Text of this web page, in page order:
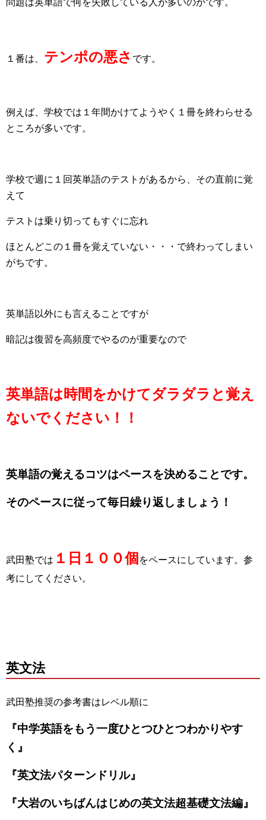
１番は、 テンポの悪さ です。
例えば、学校では１年間かけてようやく１冊を終わらせる
ところが多いです。
学校で週に１回英単語のテストがあるから、その直前に覚
えて
テストは乗り切ってもすぐに忘れ
ほとんどこの１冊を覚えていない・・・で終わってしまい
がちです。
英単語以外にも言えることですが
暗記は復習を高頻度でやるのが重要なので
英単語は時間をかけてダラダラと覚え
ないでください！！
英単語の覚えるコツはペースを決めることです。
そのペースに従って毎日繰り返しましょう！
武田塾では １日１００個をペースにしています。参
考にしてください。
英文法
武田塾推奨の参考書はレベル順に
『中学英語をもう一度ひとつひとつわかりやす
く』
『英文法パターンドリル』
『大岩のいちばんはじめの英文法超基礎文法編』